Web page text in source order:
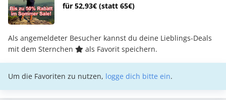
für 52,93€ (statt 65€)
Als angemeldeter Besucher kannst du deine Lieblings-Deals
mit dem Sternchen
als Favorit speichern.
Um die Favoriten zu nutzen, logge dich bitte ein.